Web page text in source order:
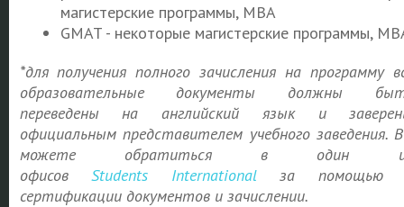
магистерские программы, MBA
GMAT - некоторые магистерские программы,
*для получения полного зачисления на программу
образовательные документы должны
переведены на английский язык и
официальным представителем учебного заведения.
можете обратиться в один
офисовStudents Internationalза помощью
сертификации документов и зачислении.